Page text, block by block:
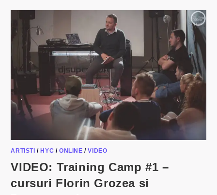
ANTENA1
ARTISTI / HYC /ONLINE /VIDEO
VIDEO: Training Camp #1 –
cursuri Florin Grozea si